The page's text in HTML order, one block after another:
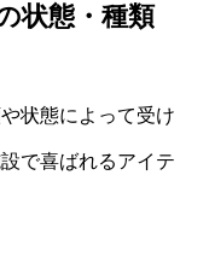
状態・種類
状態によって受け
で喜ばれるアイテ